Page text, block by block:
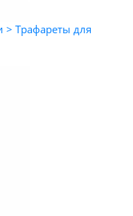
> Трафареты для